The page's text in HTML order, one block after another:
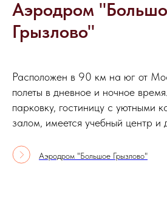
Аэродром
Грызлово"
Расположен в 90 км на юг от
полеты в дневное и ночное
парковку, гостиницу с уютными
залом, имеется учебный центр и
Аэродром "Большое Грызлово"